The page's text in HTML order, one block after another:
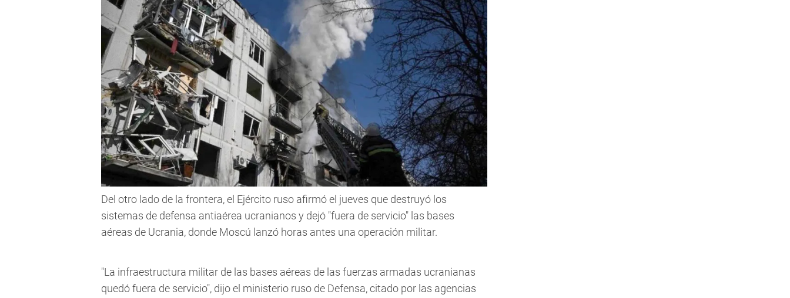
Del otro lado de la frontera, el Ejército ruso afirmó el jueves que destruyó los
sistemas de defensa antiaérea ucranianos y dejó "fuera de servicio" las bases
aéreas de Ucrania, donde Moscú lanzó horas antes una operación militar.
"La infraestructura militar de las bases aéreas de las fuerzas armadas ucranianas
quedó fuera de servicio", dijo el ministerio ruso de Defensa, citado por las agencias